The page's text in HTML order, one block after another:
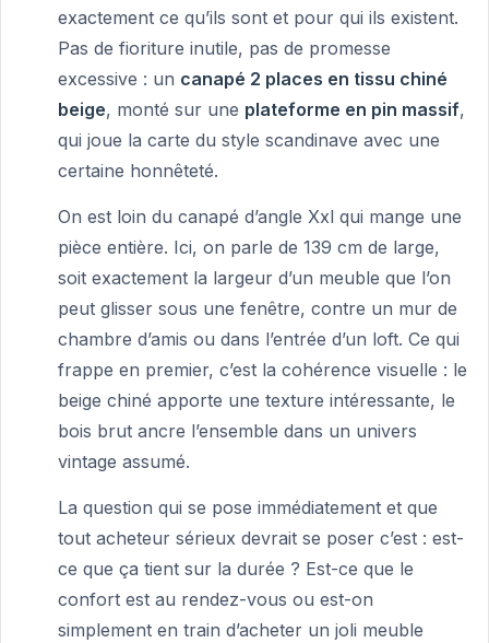
exactement ce qu’ils sont et pour qui ils existent.
Pas de fioriture inutile, pas de promesse
excessive : un canapé 2 places en tissu chiné
beige, monté sur une plateforme en pin massif,
qui joue la carte du style scandinave avec une
certaine honnêteté.
On est loin du canapé d’angle Xxl qui mange une
pièce entière. Ici, on parle de 139 cm de large,
soit exactement la largeur d’un meuble que l’on
peut glisser sous une fenêtre, contre un mur de
chambre d’amis ou dans l’entrée d’un loft. Ce qui
frappe en premier, c’est la cohérence visuelle : le
beige chiné apporte une texture intéressante, le
bois brut ancre l’ensemble dans un univers
vintage assumé.
La question qui se pose immédiatement et que
tout acheteur sérieux devrait se poser c’est : est-
ce que ça tient sur la durée ? Est-ce que le
confort est au rendez-vous ou est-on
simplement en train d’acheter un joli meuble